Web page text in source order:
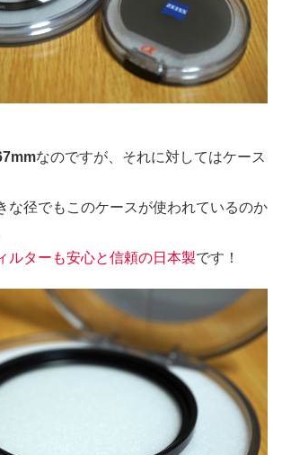
なのですが、それに対してはケース
な径でもこのケースが使われているのか
ルターも安心と信頼の日本製です！